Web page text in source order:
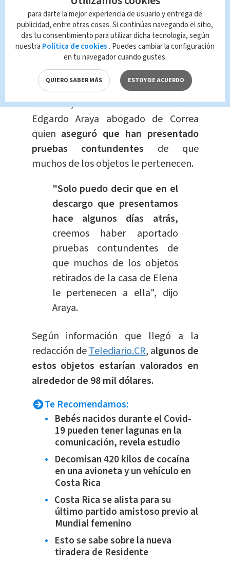
— MultimediosCR (@multimedioscr)
July 12, 2023
Luego de darse a conocer esta
situación, Telediario.CR conversó con
Edgardo Araya abogado de Correa
quien aseguró que han presentado
pruebas contundentes de que
muchos de los objetos le pertenecen.
"Solo puedo decir que en el
descargo que presentamos
hace algunos días atrás,
creemos haber aportado
pruebas contundentes de
que muchos de los objetos
retirados de la casa de Elena
le pertenecen a ella", dijo
Araya.
Según información que llegó a la
redacción deTelediario.CR, algunos de
estos objetos estarían valorados en
alrededor de 98 mil dólares.
Te Recomendamos:
Bebés nacidos durante el Covid-
19 pueden tener lagunas en la
comunicación, revela estudio
Decomisan 420 kilos de cocaína
en una avioneta y un vehículo en
Costa Rica
Costa Rica se alista para su
último partido amistoso previo al
Mundial femenino
Esto se sabe sobre la nueva
tiradera de Residente
para darte la mejor experiencia de usuario y entrega de
publicidad, entre otras cosas. Si continúas navegando el sitio,
das tu consentimiento para utilizar dicha tecnología, según
nuestra Política de cookies . Puedes cambiar la configuración
en tu navegador cuando gustes.
QUIERO SABER MÁS ESTOY DE ACUERDO